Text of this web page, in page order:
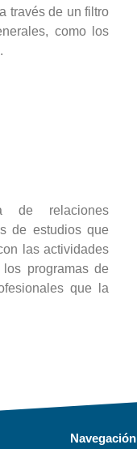
través de un filtro
como los
de relaciones
de estudios que
las actividades
programas de
que la
Navegación